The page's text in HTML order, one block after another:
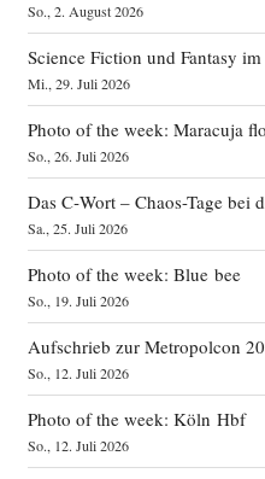
So., 2. August 2026
Science Fiction und Fantasy
Mi., 29. Juli 2026
Photo of the week: Maracuja
So., 26. Juli 2026
Das C‑Wort – Chaos-Tage bei
Sa., 25. Juli 2026
Photo of the week: Blue bee
So., 19. Juli 2026
Aufschrieb zur Metropolcon
So., 12. Juli 2026
Photo of the week: Köln Hbf
So., 12. Juli 2026